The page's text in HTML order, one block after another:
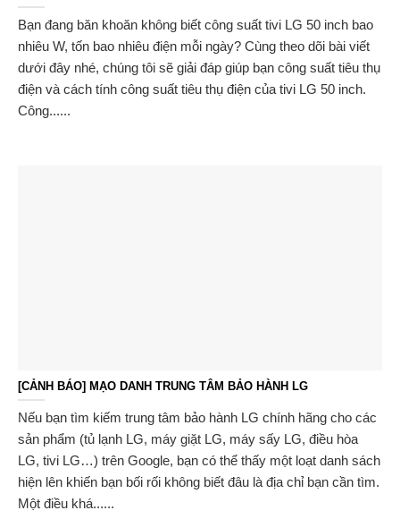
Bạn đang băn khoăn không biết công suất tivi LG 50 inch bao
nhiêu W, tốn bao nhiêu điện mỗi ngày? Cùng theo dõi bài viết
dưới đây nhé, chúng tôi sẽ giải đáp giúp bạn công suất tiêu thụ
điện và cách tính công suất tiêu thụ điện của tivi LG 50 inch.
Công......
[CẢNH BÁO] MẠO DANH TRUNG TÂM BẢO HÀNH LG
Nếu bạn tìm kiếm trung tâm bảo hành LG chính hãng cho các
sản phẩm (tủ lạnh LG, máy giặt LG, máy sấy LG, điều hòa
LG, tivi LG…) trên Google, bạn có thể thấy một loạt danh sách
hiện lên khiến bạn bối rối không biết đâu là địa chỉ bạn cần tìm.
Một điều khá......